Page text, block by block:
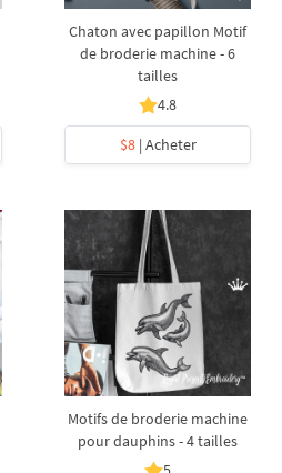
Chaton avec papillon Motif
de broderie machine - 6
tailles
4.8
$8| Acheter
Motifs de broderie machine
pour dauphins - 4 tailles